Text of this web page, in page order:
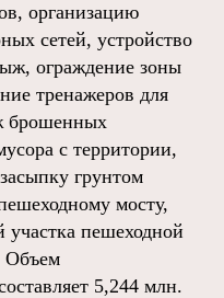
организацию
сетей, устройство
ограждение зоны
тренажеров для
брошенных
с территории,
грунтом
мосту,
пешеходной
Объем
5,244 млн.